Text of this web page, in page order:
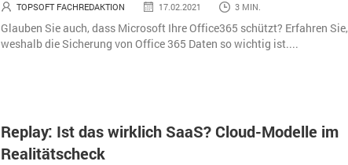
TOPSOFT FACHREDAKTION 17.02.2021 3 MIN.
Glauben Sie auch, dass Microsoft Ihre Office365 schützt? Erfahren Sie,
weshalb die Sicherung von Office 365 Daten so wichtig ist....
Replay: Ist das wirklich SaaS? Cloud-Modelle im
Realitätscheck